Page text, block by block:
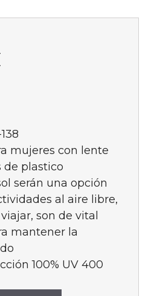
mujeres con lente
de plastico
serán una opción
al aire libre,
son de vital
mantener la
100% UV 400